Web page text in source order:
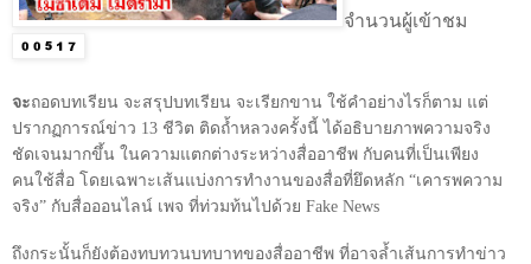
จำนวนผู้เข้าชม
จะถอดบทเรียน จะสรุปบทเรียน จะเรียกขาน ใช้คำอย่างไรก็ตาม แต่
ปรากฏการณ์ข่าว 13 ชีวิต ติดถ้ำหลวงครั้งนี้ ได้อธิบายภาพความจริง
ชัดเจนมากขึ้น ในความแตกต่างระหว่างสื่ออาชีพ กับคนที่เป็นเพียง
คนใช้สื่อ โดยเฉพาะเส้นแบ่งการทำงานของสื่อที่ยึดหลัก “เคารพความ
จริง” กับสื่อออนไลน์ เพจ ที่ท่วมท้นไปด้วย Fake News
ถึงกระนั้นก็ยังต้องทบทวนบทบาทของสื่ออาชีพ ที่อาจล้ำเส้นการทำข่าว